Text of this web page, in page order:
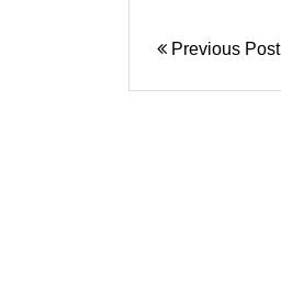
Previous Post